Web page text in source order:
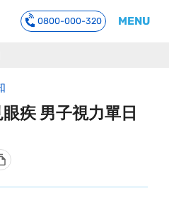
0800-000-320 MENU
疾 男子視力單日